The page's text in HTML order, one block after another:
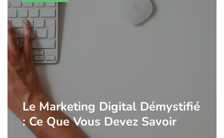
Le Marketing Digital Démystifié
: Ce Que Vous Devez Savoir